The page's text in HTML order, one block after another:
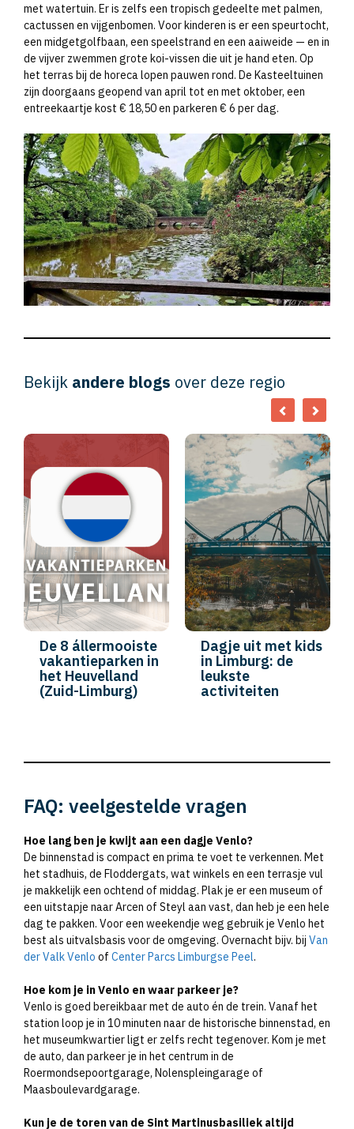
met watertuin. Er is zelfs een tropisch gedeelte met palmen,
cactussen en vijgenbomen. Voor kinderen is er een speurtocht,
een midgetgolfbaan, een speelstrand en een aaiweide — en in
de vijver zwemmen grote koi-vissen die uit je hand eten. Op
het terras bij de horeca lopen pauwen rond. De Kasteeltuinen
zijn doorgaans geopend van april tot en met oktober, een
entreekaartje kost € 18,50 en parkeren € 6 per dag.
Bekijk andere blogs over deze regio
De 8 állermooiste
vakantieparken in
het Heuvelland
(Zuid-Limburg)
Dagje uit met kids
in Limburg: de
leukste
activiteiten
FAQ: veelgestelde vragen
Hoe lang ben je kwijt aan een dagje Venlo?
De binnenstad is compact en prima te voet te verkennen. Met
het stadhuis, de Floddergats, wat winkels en een terrasje vul
je makkelijk een ochtend of middag. Plak je er een museum of
een uitstapje naar Arcen of Steyl aan vast, dan heb je een hele
dag te pakken. Voor een weekendje weg gebruik je Venlo het
best als uitvalsbasis voor de omgeving. Overnacht bijv. bij Van
der Valk Venlo of Center Parcs Limburgse Peel.
Hoe kom je in Venlo en waar parkeer je?
Venlo is goed bereikbaar met de auto én de trein. Vanaf het
station loop je in 10 minuten naar de historische binnenstad, en
het museumkwartier ligt er zelfs recht tegenover. Kom je met
de auto, dan parkeer je in het centrum in de
Roermondsepoortgarage, Nolenspleingarage of
Maasboulevardgarage.
Kun je de toren van de Sint Martinusbasiliek altijd